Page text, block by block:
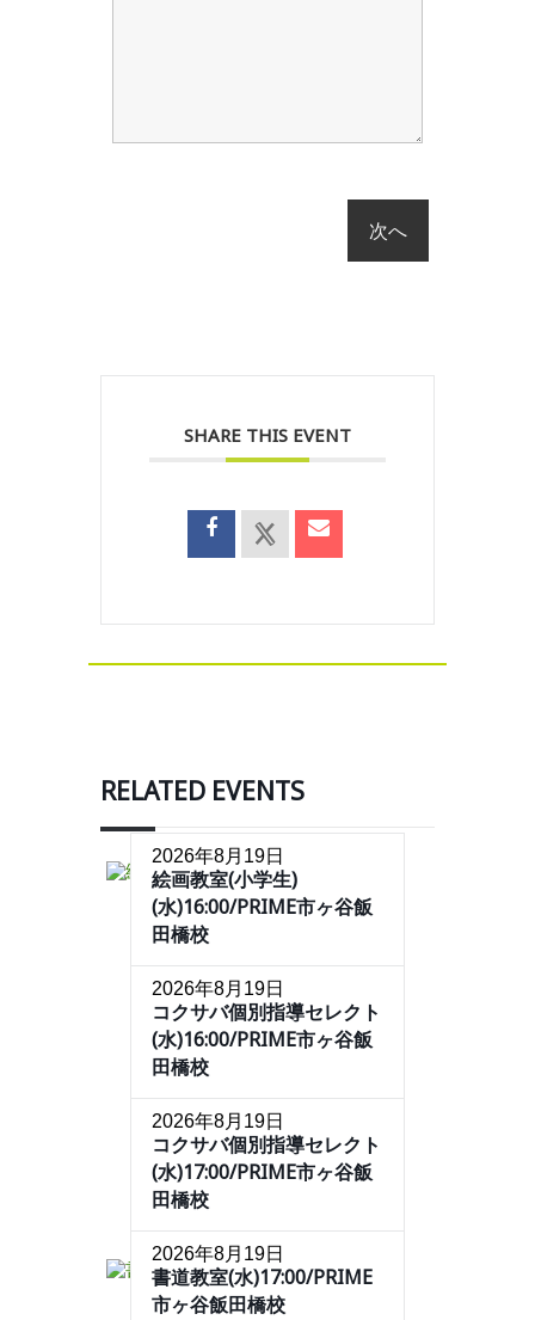
SHARE THIS EVENT
RELATED EVENTS
2026年8月19日
絵画教室(小学生)
(水)16:00/PRIME市ヶ谷飯
田橋校
2026年8月19日
コクサバ個別指導セレクト
(水)16:00/PRIME市ヶ谷飯
田橋校
2026年8月19日
コクサバ個別指導セレクト
(水)17:00/PRIME市ヶ谷飯
田橋校
2026年8月19日
書道教室(水)17:00/PRIME
市ヶ谷飯田橋校